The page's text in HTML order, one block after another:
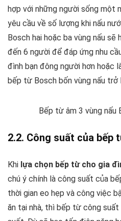
hợp với những người sống một
yêu cầu về số lượng khi nấu
Bosch hai hoặc ba vùng nấu
đến 6 người để đáp ứng nhu
đình bạn đông người hơn hoặc
bếp từ Bosch bốn vùng nấu trở
Bếp từ âm 3 vùng nấu
2.2. Công suất của bếp
Khi lựa chọn bếp từ cho gia
chú ý chính là công suất của
thời gian eo hẹp và công việc
ăn tại nhà, thì bếp từ công